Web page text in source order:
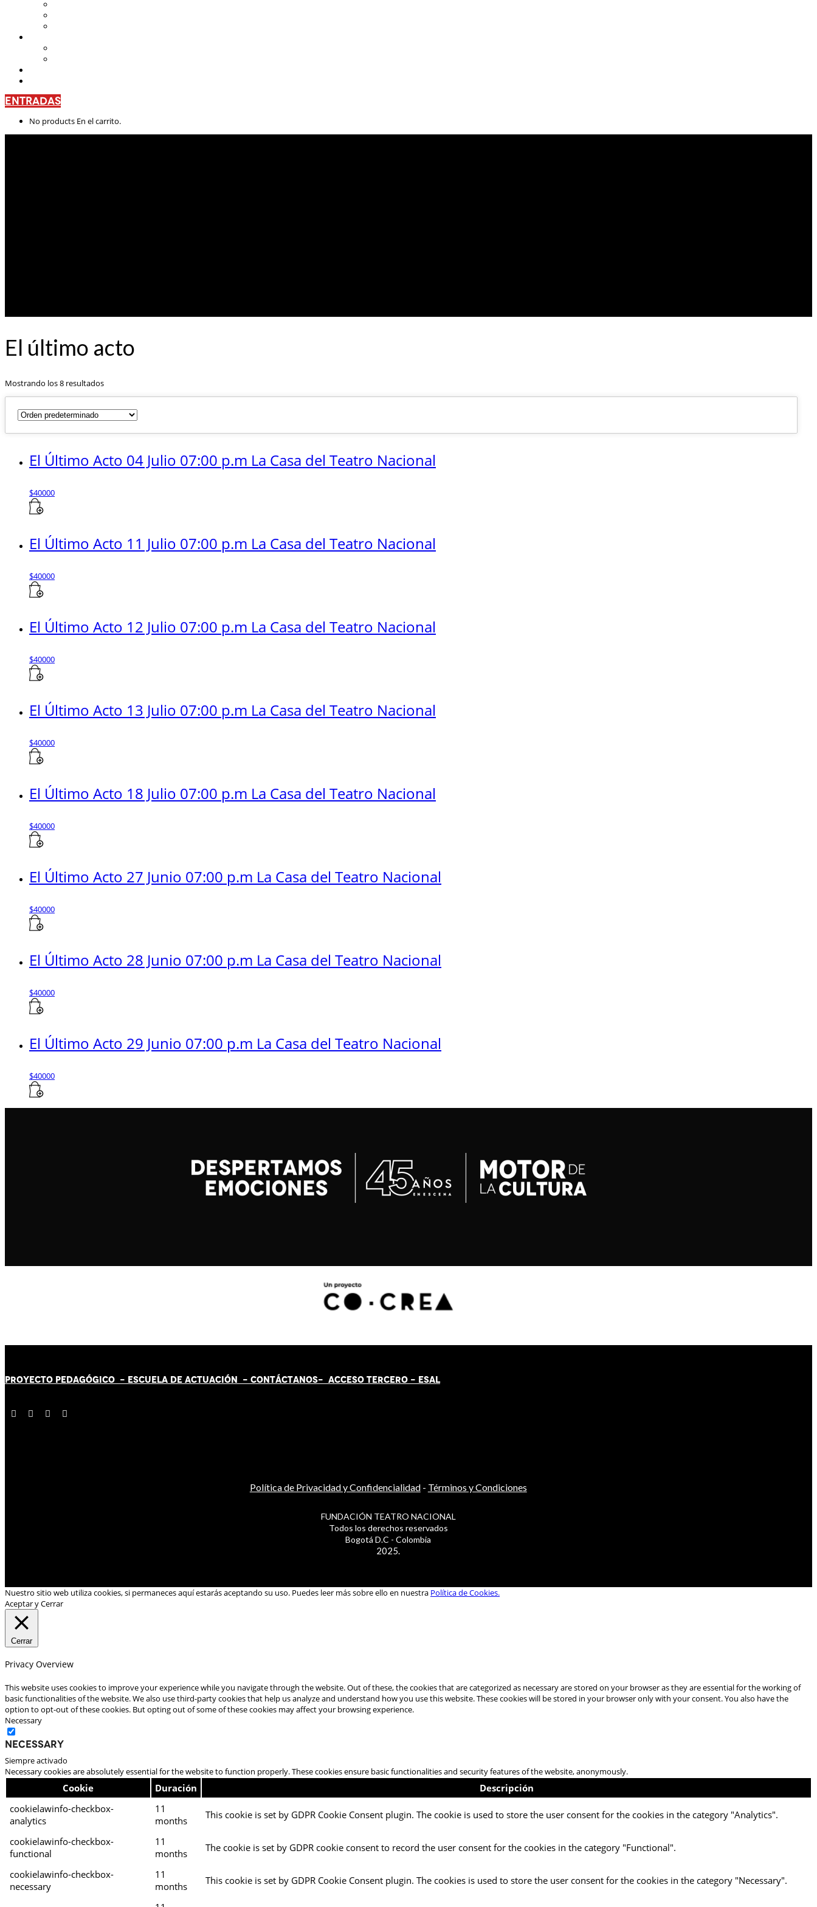
ENTRADAS
No products En el carrito.
El último acto
Mostrando los 8 resultados
El Último Acto 04 Julio 07:00 p.m La Casa del Teatro Nacional
$40000
El Último Acto 11 Julio 07:00 p.m La Casa del Teatro Nacional
$40000
El Último Acto 12 Julio 07:00 p.m La Casa del Teatro Nacional
$40000
El Último Acto 13 Julio 07:00 p.m La Casa del Teatro Nacional
$40000
El Último Acto 18 Julio 07:00 p.m La Casa del Teatro Nacional
$40000
El Último Acto 27 Junio 07:00 p.m La Casa del Teatro Nacional
$40000
El Último Acto 28 Junio 07:00 p.m La Casa del Teatro Nacional
$40000
El Último Acto 29 Junio 07:00 p.m La Casa del Teatro Nacional
$40000
PROYECTO PEDAGÓGICO - ESCUELA DE ACTUACIÓN - CONTÁCTANOS- ACCESO TERCERO - ESAL
Política de Privacidad y Confidencialidad- Términos y Condiciones
FUNDACIÓN TEATRO NACIONAL
Todos los derechos reservados
Bogotá D.C - Colombia
2025.
Nuestro sitio web utiliza cookies, si permaneces aquí estarás aceptando su uso. Puedes leer más sobre ello en nuestra Política de Cookies.
Aceptar y Cerrar
Cerrar
Privacy Overview
This website uses cookies to improve your experience while you navigate through the website. Out of these, the cookies that are categorized as necessary are stored on your browser as they are essential for the working of
basic functionalities of the website. We also use third-party cookies that help us analyze and understand how you use this website. These cookies will be stored in your browser only with your consent. You also have the
option to opt-out of these cookies. But opting out of some of these cookies may affect your browsing experience.
Necessary
Necessary
Siempre activado
Necessary cookies are absolutely essential for the website to function properly. These cookies ensure basic functionalities and security features of the website, anonymously.
Cookie Duración
Descripción
cookielawinfo-checkbox-
analytics
11
months
This cookie is set by GDPR Cookie Consent plugin. The cookie is used to store the user consent for the cookies in the category "Analytics".
cookielawinfo-checkbox-
functional
11
months
The cookie is set by GDPR cookie consent to record the user consent for the cookies in the category "Functional".
cookielawinfo-checkbox-
necessary
11
months
This cookie is set by GDPR Cookie Consent plugin. The cookies is used to store the user consent for the cookies in the category "Necessary".